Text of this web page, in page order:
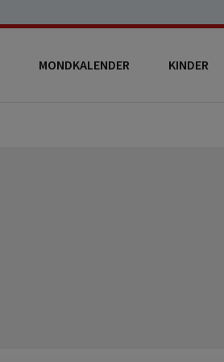
MONDKALENDER KINDER